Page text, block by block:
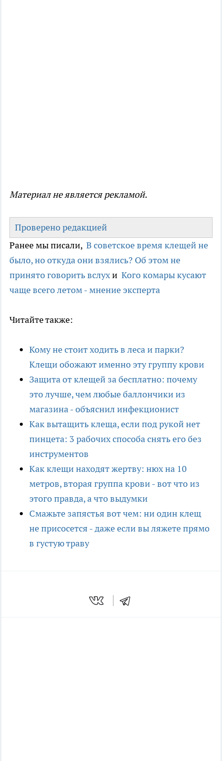
Материал не является рекламой.
Проверено редакцией
Ранее мы писали, В советское время клещей не
было, но откуда они взялись? Об этом не
принято говорить вслухи Кого комары кусают
чаще всего летом - мнение эксперта
Читайте также:
Кому не стоит ходить в леса и парки?
Клещи обожают именно эту группу крови
Защита от клещей за бесплатно: почему
это лучше, чем любые баллончики из
магазина - объяснил инфекционист
Как вытащить клеща, если под рукой нет
пинцета: 3 рабочих способа снять его без
инструментов
Как клещи находят жертву: нюх на 10
метров, вторая группа крови - вот что из
этого правда, а что выдумки
Смажьте запястья вот чем: ни один клещ
не присосется - даже если вы ляжете прямо
в густую траву